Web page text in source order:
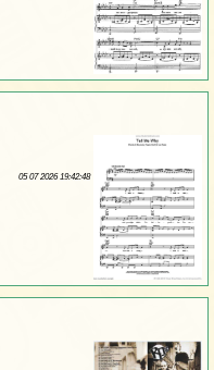
05 07 2026 19:42:48